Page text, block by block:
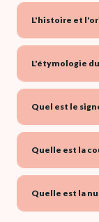
L'histoire et
L'étymologie
Quel est le
Quelle est la
Quelle est la